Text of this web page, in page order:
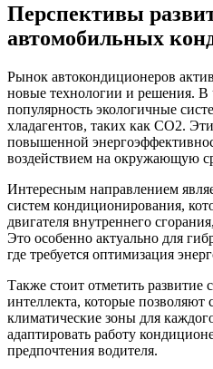
Перспективы
автомобильных
Рынок автокондиционеров
новые технологии и решения. В
популярность экологичные
хладагентов, таких как CO2.
повышенной
воздействием на окружающую
Интересным направлением
систем кондиционирования,
двигателя внутреннего
Это особенно актуально для
где требуется оптимизация
Также стоит отметить развитие
интеллекта, которые позволяют
климатические зоны для
адаптировать работу
предпочтения водителя.